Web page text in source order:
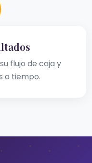
flujo de caja y
a tiempo.